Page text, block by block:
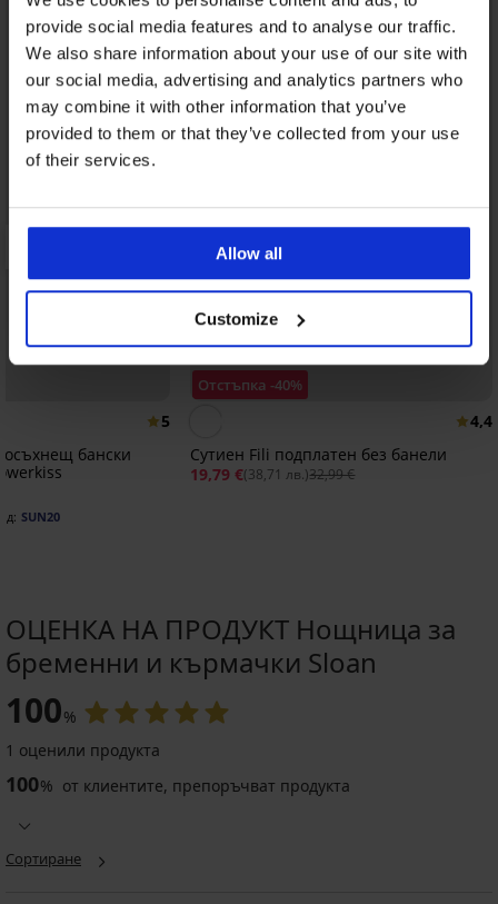
provide social media features and to analyse our traffic.
We also share information about your use of our site with
our social media, advertising and analytics partners who
may combine it with other information that you’ve
provided to them or that they’ve collected from your use
of their services.
Allow all
Customize
5
бански
SUN20
Отстъпка -40%
4,4
Сутиен Fili подплатен без банели
19,79 €(38,71 лв.)32,99 €
за
кърмачки
Jo
класически
за
Naomi
ОЦЕНКА НА ПРОДУКТ Нощница за
бременни и кърмачки Sloan
100%
1 оценили продукта
100% от клиентите, препоръчват продукта
Сортиране